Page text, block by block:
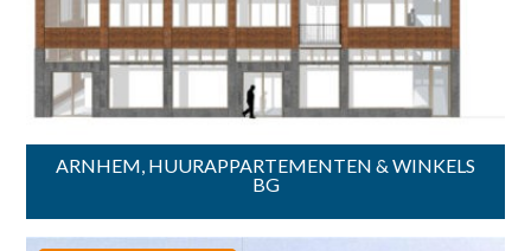
ARNHEM, HUURAPPARTEMENTEN & WINKELS
BG